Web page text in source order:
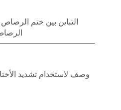
التباين بين ختم
وصف لاستخدام تشديد